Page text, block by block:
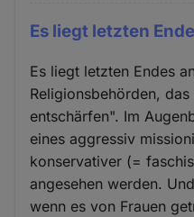
Es liegt letzten
Es liegt letzten Endes
Religionsbehörden,
entschärfen". Im
eines aggressiv
konservativer (=
angesehen werden.
wenn es von Frauen